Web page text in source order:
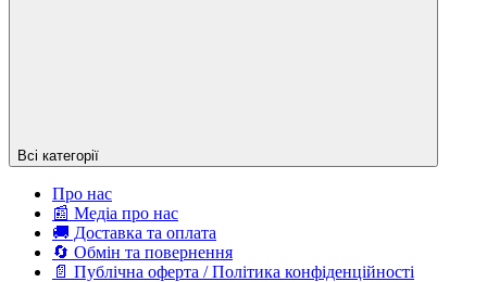
Всі категорії
Про нас
📰 Медіа про нас
🚚 Доставка та оплата
🔄 Обмін та повернення
📄 Публічна оферта / Політика конфіденційності